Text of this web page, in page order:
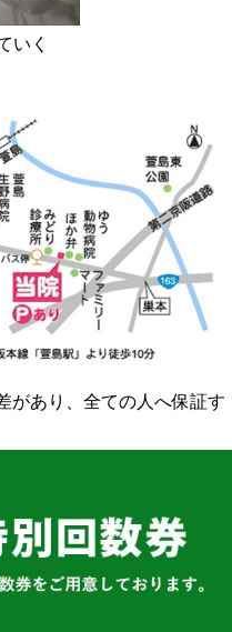
いく
があり、全ての人へ保証す